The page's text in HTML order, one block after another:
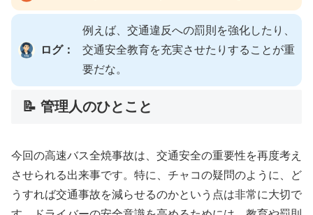
ログ：
例えば、交通違反への罰則を強化したり、
交通安全教育を充実させたりすることが重
要だな。
📝 管理人のひとこと
今回の高速バス全焼事故は、交通安全の重要性を再度考え
させられる出来事です。特に、チャコの疑問のように、ど
うすれば交通事故を減らせるのかという点は非常に大切で